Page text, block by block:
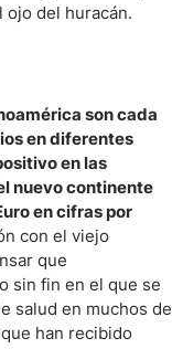
ojo del huracán.
son cada
en diferentes
en las
nuevo continente
en cifras por
con el viejo
que
sin fin en el que se
salud en muchos de
han recibido